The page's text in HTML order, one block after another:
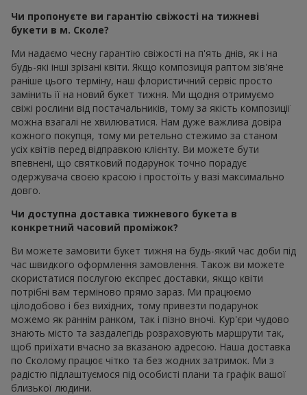
Чи пропонуєте ви гарантію свіжості на тижневі
букети в м. Сколе?
Ми надаємо чесну гарантію свіжості на п'ять днів, як і на
будь-які інші зрізані квіти. Якщо композиція раптом зів'яне
раніше цього терміну, наш флористичний сервіс просто
замінить її на новий букет тижня. Ми щодня отримуємо
свіжі рослини від постачальників, тому за якість композиції
можна взагалі не хвилюватися. Нам дуже важлива довіра
кожного покупця, тому ми ретельно стежимо за станом
усіх квітів перед відправкою клієнту. Ви можете бути
впевнені, що святковий подарунок точно порадує
одержувача своєю красою і простоїть у вазі максимально
довго.
Чи доступна доставка тижневого букета в
конкретний часовий проміжок?
Ви можете замовити букет тижня на будь-який час доби під
час швидкого оформлення замовлення. Також ви можете
скористатися послугою експрес доставки, якщо квіти
потрібні вам терміново прямо зараз. Ми працюємо
цілодобово і без вихідних, тому привезти подарунок
можемо як раннім ранком, так і пізно вночі. Кур'єри чудово
знають місто та заздалегідь розраховують маршрути так,
щоб приїхати вчасно за вказаною адресою. Наша доставка
по Сколому працює чітко та без жодних затримок. Ми з
радістю підлаштуємося під особисті плани та графік вашої
близької людини.